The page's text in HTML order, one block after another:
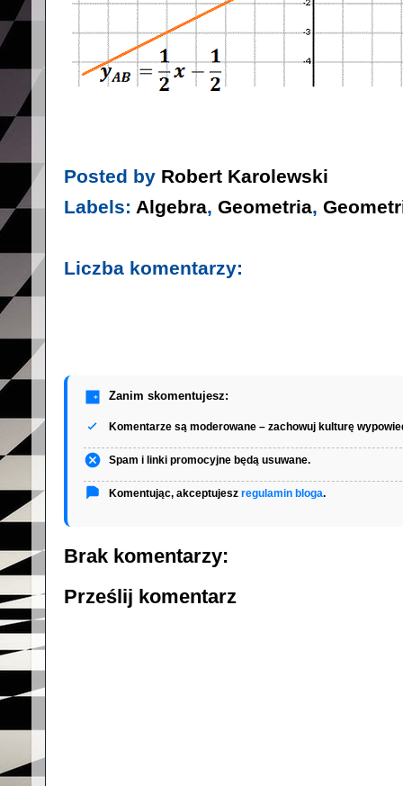
Posted by Robert Karolewski
Labels: Algebra, Geometria,
Liczba komentarzy:
Zanim skomentujesz:
Komentarze są moderowane – zachowuj kulturę
Spam i linki promocyjne będą usuwane.
Komentując, akceptujesz regulamin bloga.
Brak komentarzy:
Prześlij komentarz